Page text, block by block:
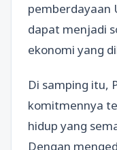
pemberdayaan
dapat menjadi
ekonomi yang
Di samping itu,
komitmennya
hidup yang
Dengan